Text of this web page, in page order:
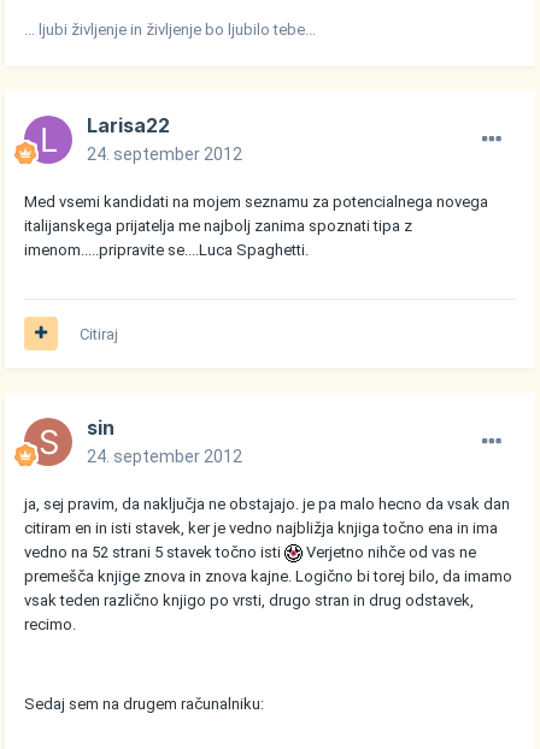
... ljubi življenje in življenje bo ljubilo tebe...
Larisa22
24. september 2012
Med vsemi kandidati na mojem seznamu za potencialnega novega
italijanskega prijatelja me najbolj zanima spoznati tipa z
imenom.....pripravite se....Luca Spaghetti.
Citiraj
sin
24. september 2012
ja, sej pravim, da naključja ne obstajajo. je pa malo hecno da vsak dan
citiram en in isti stavek, ker je vedno najbližja knjiga točno ena in ima
vedno na 52 strani 5 stavek točno isti
Verjetno nihče od vas ne
premešča knjige znova in znova kajne. Logično bi torej bilo, da imamo
vsak teden različno knjigo po vrsti, drugo stran in drug odstavek,
recimo.
Sedaj sem na drugem računalniku: